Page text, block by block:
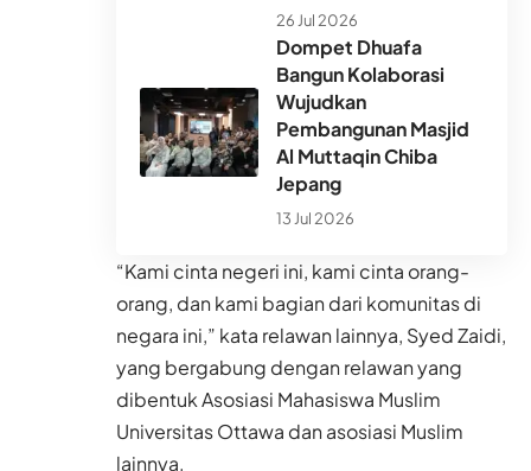
26 Jul 2026
Dompet Dhuafa
Bangun Kolaborasi
Wujudkan
Pembangunan Masjid
Al Muttaqin Chiba
Jepang
13 Jul 2026
“Kami cinta negeri ini, kami cinta orang-
orang, dan kami bagian dari komunitas di
negara ini,” kata relawan lainnya, Syed Zaidi,
yang bergabung dengan relawan yang
dibentuk Asosiasi Mahasiswa Muslim
Universitas Ottawa dan asosiasi Muslim
lainnya.